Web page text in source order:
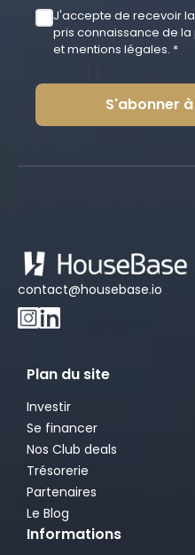
J'accepte de recevoir
pris connaissance de
et mentions légales. *
S'abonner
contact@housebase.io
Plan du site
Investir
Se financer
Nos Club deals
Trésorerie
Partenaires
Le Blog
Informations